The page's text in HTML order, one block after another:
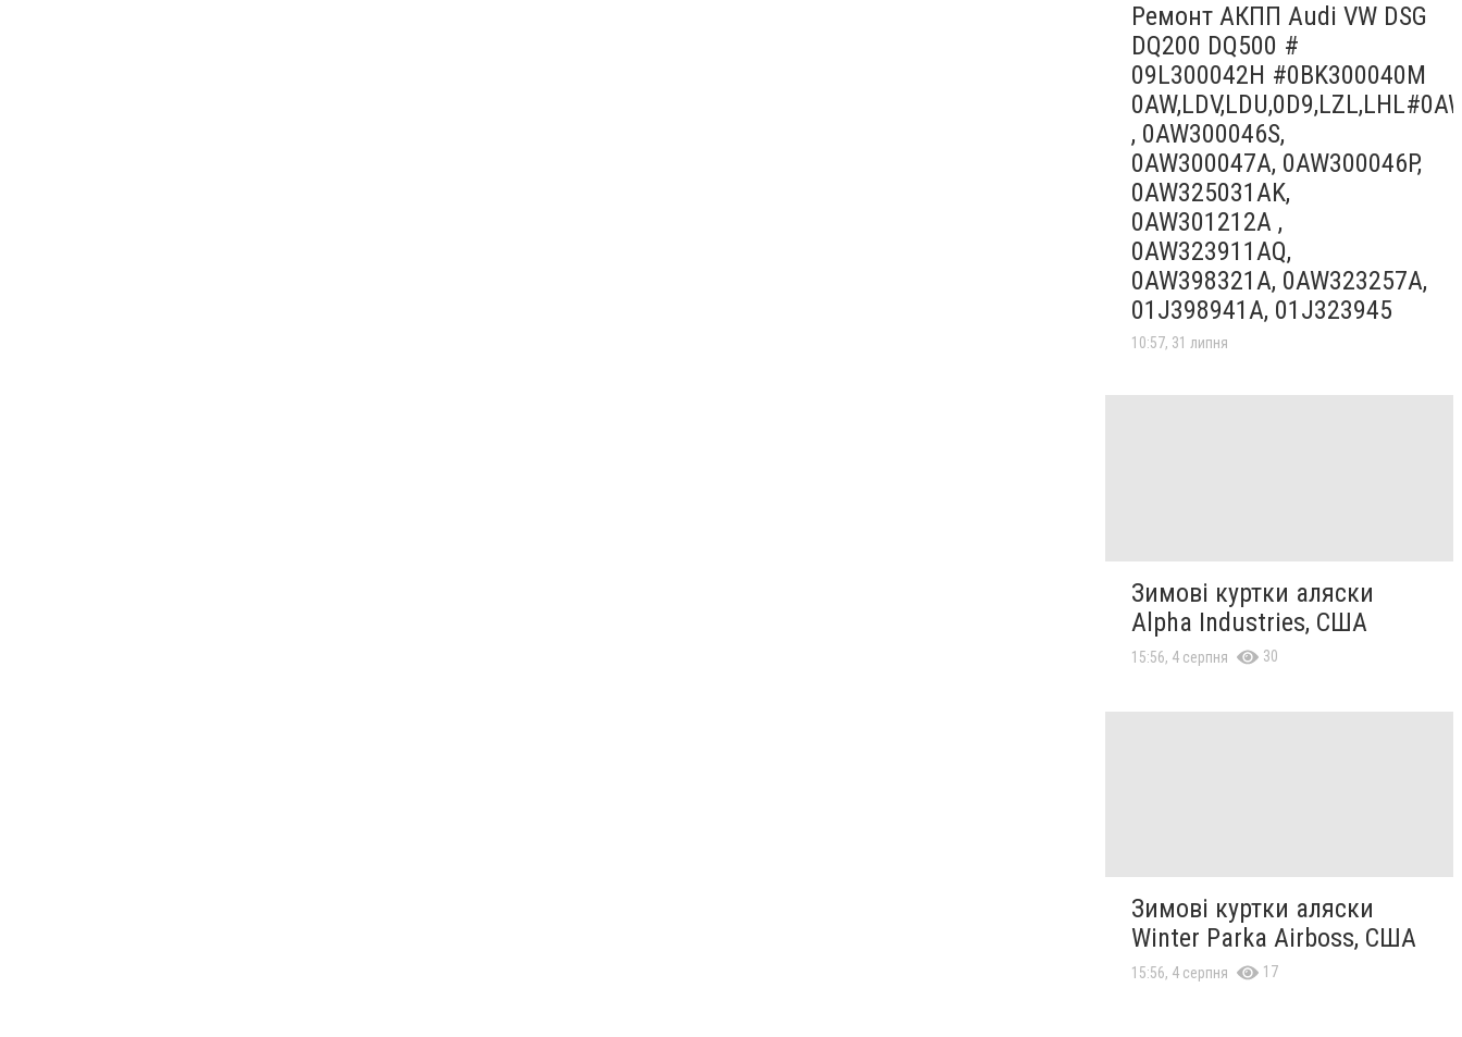
Ремонт АКПП Audi VW DSG
DQ200 DQ500 #
09L300042H #0BK300040M
, 0AW300046S,
0AW300047A, 0AW300046P,
0AW325031AK,
0AW301212A ,
0AW323911AQ,
0AW398321A, 0AW323257A,
01J398941A, 01J323945
10:57, 31 липня
Зимові куртки аляски
Alpha Industries, США
15:56, 4 серпня 30
Зимові куртки аляски
Winter Parka Airboss, США
15:56, 4 серпня 17